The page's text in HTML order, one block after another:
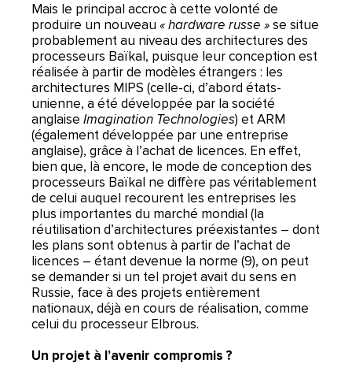
Mais le principal accroc à cette volonté de
produire un nouveau « hardware russe »se situe
probablement au niveau des architectures des
processeurs Baïkal, puisque leur conception est
réalisée à partir de modèles étrangers : les
architectures MIPS (celle-ci, d’abord états-
unienne, a été développée par la société
anglaise Imagination Technologies) et ARM
(également développée par une entreprise
anglaise), grâce à l’achat de licences. En effet,
bien que, là encore, le mode de conception des
processeurs Baïkal ne diffère pas véritablement
de celui auquel recourent les entreprises les
plus importantes du marché mondial (la
réutilisation d’architectures préexistantes – dont
les plans sont obtenus à partir de l’achat de
licences – étant devenue la norme (9), on peut
se demander si un tel projet avait du sens en
Russie, face à des projets entièrement
nationaux, déjà en cours de réalisation, comme
celui du processeur Elbrous.
Un projet à l’avenir compromis ?